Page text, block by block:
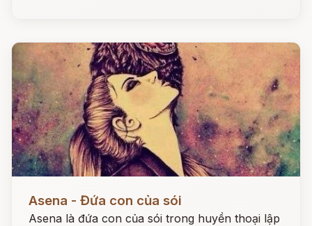
Asena - Đứa con của sói
Asena là đứa con của sói trong huyền thoại lập